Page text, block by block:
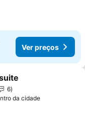
Ver preços
aos favoritos
6
da cidade